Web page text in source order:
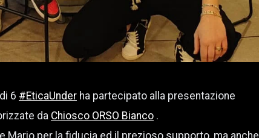
6 #EticaUnder ha partecipato alla presentazione
da Chiosco ORSO Bianco .
Mario per la fiducia ed il prezioso supporto, ma anche